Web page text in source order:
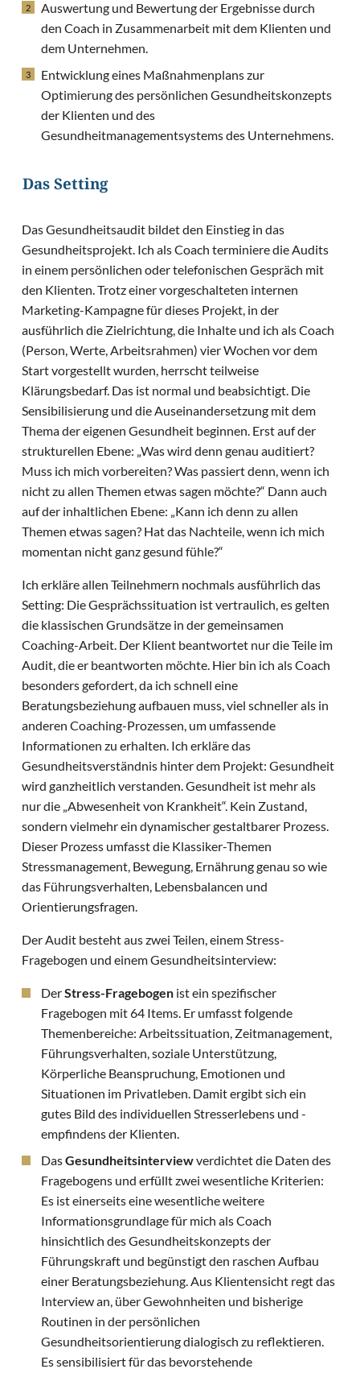
Auswertung und Bewertung der Ergebnisse durch
den Coach in Zusammenarbeit mit dem Klienten und
dem Unternehmen.
Entwicklung eines Maßnahmenplans zur
Optimierung des persönlichen Gesundheitskonzepts
der Klienten und des
Gesundheitmanagementsystems des Unternehmens.
Das Setting
Das Gesundheitsaudit bildet den Einstieg in das
Gesundheitsprojekt. Ich als Coach terminiere die Audits
in einem persönlichen oder telefonischen Gespräch mit
den Klienten. Trotz einer vorgeschalteten internen
Marketing-Kampagne für dieses Projekt, in der
ausführlich die Zielrichtung, die Inhalte und ich als Coach
(Person, Werte, Arbeitsrahmen) vier Wochen vor dem
Start vorgestellt wurden, herrscht teilweise
Klärungsbedarf. Das ist normal und beabsichtigt. Die
Sensibilisierung und die Auseinandersetzung mit dem
Thema der eigenen Gesundheit beginnen. Erst auf der
strukturellen Ebene: „Was wird denn genau auditiert?
Muss ich mich vorbereiten? Was passiert denn, wenn ich
nicht zu allen Themen etwas sagen möchte?“ Dann auch
auf der inhaltlichen Ebene: „Kann ich denn zu allen
Themen etwas sagen? Hat das Nachteile, wenn ich mich
momentan nicht ganz gesund fühle?“
Ich erkläre allen Teilnehmern nochmals ausführlich das
Setting: Die Gesprächssituation ist vertraulich, es gelten
die klassischen Grundsätze in der gemeinsamen
Coaching-Arbeit. Der Klient beantwortet nur die Teile im
Audit, die er beantworten möchte. Hier bin ich als Coach
besonders gefordert, da ich schnell eine
Beratungsbeziehung aufbauen muss, viel schneller als in
anderen Coaching-Prozessen, um umfassende
Informationen zu erhalten. Ich erkläre das
Gesundheitsverständnis hinter dem Projekt: Gesundheit
wird ganzheitlich verstanden. Gesundheit ist mehr als
nur die „Abwesenheit von Krankheit“. Kein Zustand,
sondern vielmehr ein dynamischer gestaltbarer Prozess.
Dieser Prozess umfasst die Klassiker-Themen
Stressmanagement, Bewegung, Ernährung genau so wie
das Führungsverhalten, Lebensbalancen und
Orientierungsfragen.
Der Audit besteht aus zwei Teilen, einem Stress-
Fragebogen und einem Gesundheitsinterview:
DerStress-Fragebogen ist ein spezifischer
Fragebogen mit 64 Items. Er umfasst folgende
Themenbereiche: Arbeitssituation, Zeitmanagement,
Führungsverhalten, soziale Unterstützung,
Körperliche Beanspruchung, Emotionen und
Situationen im Privatleben. Damit ergibt sich ein
gutes Bild des individuellen Stresserlebens und -
empfindens der Klienten.
DasGesundheitsinterviewverdichtet die Daten des
Fragebogens und erfüllt zwei wesentliche Kriterien:
Es ist einerseits eine wesentliche weitere
Informationsgrundlage für mich als Coach
hinsichtlich des Gesundheitskonzepts der
Führungskraft und begünstigt den raschen Aufbau
einer Beratungsbeziehung. Aus Klientensicht regt das
Interview an, über Gewohnheiten und bisherige
Routinen in der persönlichen
Gesundheitsorientierung dialogisch zu reflektieren.
Es sensibilisiert für das bevorstehende